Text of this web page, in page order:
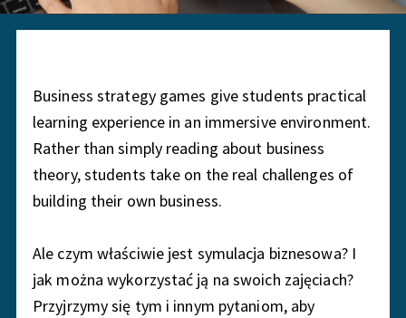
E
X
R
N
C
E
Business strategy games give students practical
learning experience in an immersive environment.
Rather than simply reading about business
theory, students take on the real challenges of
building their own business.
Ale czym właściwie jest symulacja biznesowa? I
jak można wykorzystać ją na swoich zajęciach?
Przyjrzymy się tym i innym pytaniom, aby